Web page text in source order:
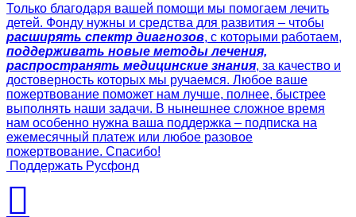
Только благодаря вашей помощи мы помогаем лечить
детей. Фонду нужны и средства для развития – чтобы
расширять спектр диагнозов, с которыми работаем,
поддерживать новые методы лечения,
распространять медицинские знания, за качество и
достоверность которых мы ручаемся. Любое ваше
пожертвование поможет нам лучше, полнее, быстрее
выполнять наши задачи. В нынешнее сложное время
нам особенно нужна ваша поддержка – подписка на
ежемесячный платеж или любое разовое
пожертвование. Спасибо!
Поддержать Русфонд